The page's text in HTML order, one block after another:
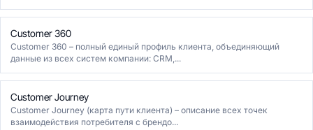
Customer 360
Customer 360 – полный единый профиль клиента, объединяющий
данные из всех систем компании: CRM,...
Customer Journey
Customer Journey (карта пути клиента) – описание всех точек
взаимодействия потребителя с брендо...